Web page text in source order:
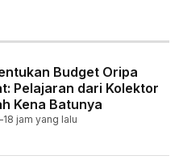
Budget Oripa
Pelajaran dari Kolektor
Kena Batunya
18 jam yang lalu